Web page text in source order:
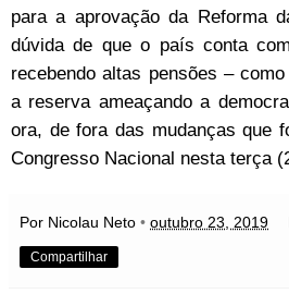
para a aprovação da Reforma
dúvida de que o país conta
recebendo altas pensões –
a reserva ameaçando a
ora, de fora das mudanças que
Congresso Nacional nesta terça
Por Nicolau Neto • outubro 23, 2019
Compartilhar